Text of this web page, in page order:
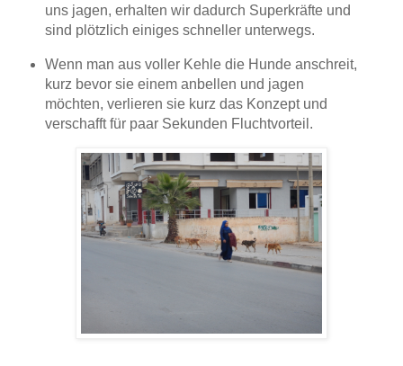
uns jagen, erhalten wir dadurch Superkräfte und
sind plötzlich einiges schneller unterwegs.
Wenn man aus voller Kehle die Hunde anschreit,
kurz bevor sie einem anbellen und jagen
möchten, verlieren sie kurz das Konzept und
verschafft für paar Sekunden Fluchtvorteil.